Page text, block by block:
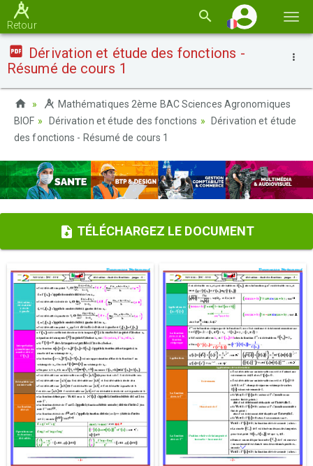
la
Retour
Dérivation et étude des fonctions -
Résumé de cours 1
Mathématiques 2ème BAC Sciences Agronomiques
BIOF
Dérivation et étude des fonctions
Dérivation et étude
des fonctions - Résumé de cours 1
TÉLÉCHARGEZ LE DOCUMENT